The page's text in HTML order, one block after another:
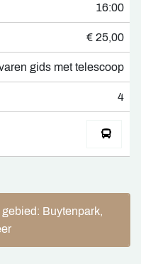
16:00
€ 25,00
gids met telescoop
4
Buytenpark,